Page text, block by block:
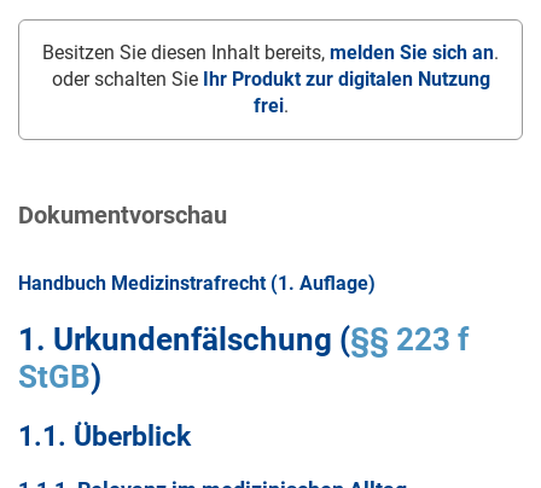
Besitzen Sie diesen Inhalt bereits, melden Sie sich an.
oder schalten Sie Ihr Produkt zur digitalen Nutzung
frei.
Dokumentvorschau
Handbuch Medizinstrafrecht (1. Auflage)
1. Urkundenfälschung (§§ 223 f
StGB)
1.1. Überblick